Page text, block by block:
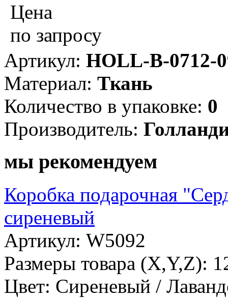
Цена
по запросу
Артикул: HOLL-B-0712-
Материал: Ткань
Количество в упаковке: 0
Производитель:
мы рекомендуем
Коробка подарочная
сиреневый
Артикул: W5092
Размеры товара (X,Y,Z):
Цвет: Сиреневый /